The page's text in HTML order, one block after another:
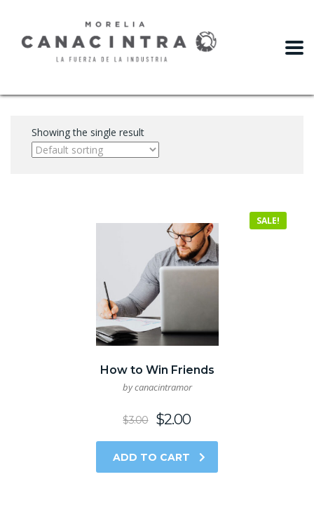
Showing the single result
SALE!
How to Win Friends
by canacintramor
$3.00 $2.00
ADD TO CART